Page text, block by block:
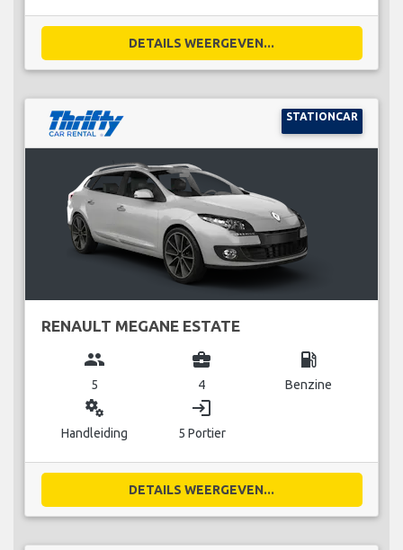
DETAILS WEERGEVEN...
STATIONCAR
RENAULT MEGANE ESTATE
group
5
business_center
4
local_gas_station
Benzine
miscellaneous_services
Handleiding
login
5 Portier
DETAILS WEERGEVEN...